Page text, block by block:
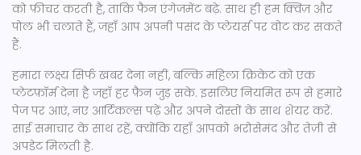
को फ़ीचर करती है, ताकि फैन एंगेजमेंट बढ़े. साथ ही हम क्विज़ और
पोल भी चलाते हैं, जहाँ आप अपनी पसंद के प्लेयर्स पर वोट कर सकते
हैं.
हमारा लक्ष्य सिर्फ खबर देना नहीं, बल्कि महिला क्रिकेट को एक
प्लेटफ़ॉर्म देना है जहाँ हर फ़ैन जुड़ सके. इसलिए नियमित रूप से हमारे
पेज पर आएं, नए आर्टिकल्स पढ़ें और अपने दोस्तों के साथ शेयर करें.
साई समाचार के साथ रहें, क्योंकि यहाँ आपको भरोसेमंद और तेज़ी से
अपडेट मिलती है.